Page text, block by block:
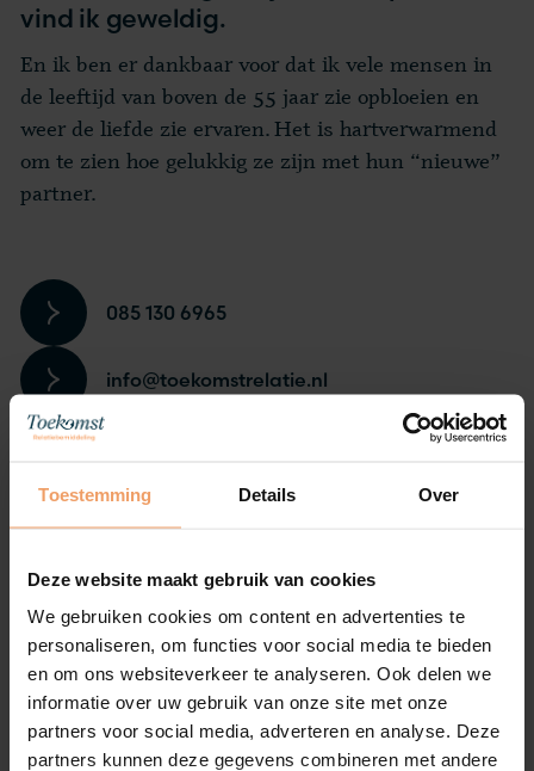
Toestemming Details Over
Deze website maakt gebruik van cookies
We gebruiken cookies om content en advertenties te
personaliseren, om functies voor social media te bieden
en om ons websiteverkeer te analyseren. Ook delen we
informatie over uw gebruik van onze site met onze
partners voor social media, adverteren en analyse. Deze
partners kunnen deze gegevens combineren met andere
vind ik geweldig.
En ik ben er dankbaar voor dat ik vele mensen in
de leeftijd van boven de 55 jaar zie opbloeien en
weer de liefde zie ervaren. Het is hartverwarmend
om te zien hoe gelukkig ze zijn met hun “nieuwe”
partner.
085 130 6965
info@toekomstrelatie.nl